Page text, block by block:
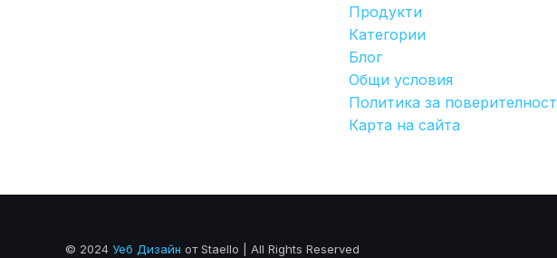
Продукти
Категории
Блог
Общи условия
Политика за поверителност
Карта на сайта
© 2024 Уеб Дизайн от Staello | All Rights Reserved